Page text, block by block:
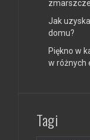
Jak
domu?
Piękno w
w różnych
Tagi